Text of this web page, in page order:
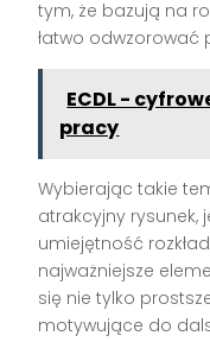
tym, że bazują na
łatwo odwzorować
ECDL -
pracy
Wybierając takie
atrakcyjny rysunek,
umiejętność
najważniejsze
się nie tylko
motywujące do